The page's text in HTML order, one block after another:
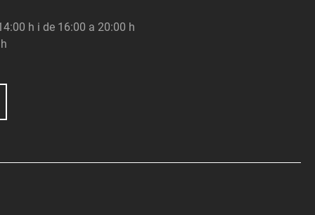
h i de 16:00 a 20:00 h